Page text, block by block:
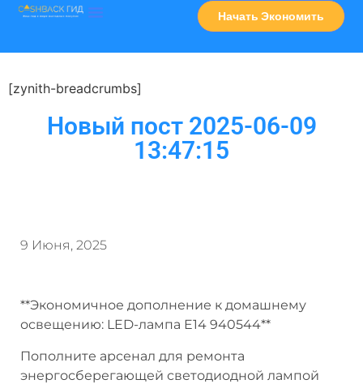
Начать Экономить
[zynith-breadcrumbs]
Новый пост 2025-06-09
13:47:15
9 Июня, 2025
**Экономичное дополнение к домашнему
освещению: LED-лампа E14 940544**
Пополните арсенал для ремонта
энергосберегающей светодиодной лампой